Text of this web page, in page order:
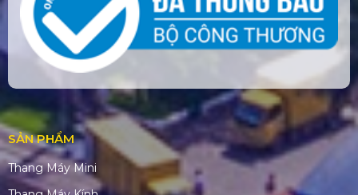
SẢN PHẨM
Thang Máy Mini